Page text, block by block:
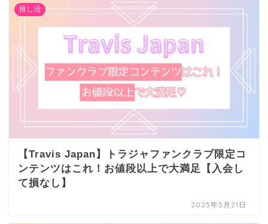
推し活
【Travis Japan】トラジャファンクラブ限定コ
ンテンツはこれ！お値段以上で大満足【入会し
て損なし】
2025年5月21日